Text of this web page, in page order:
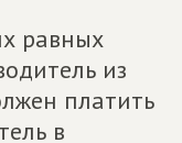
равных
из
платить
в